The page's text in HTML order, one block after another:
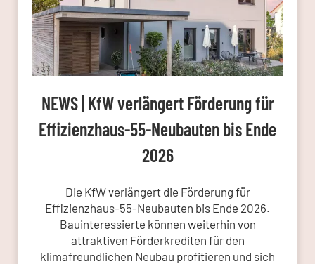
NEWS | KfW verlängert Förderung für
Effizienzhaus-55-Neubauten bis Ende
2026
Die KfW verlängert die Förderung für
Effizienzhaus-55-Neubauten bis Ende 2026.
Bauinteressierte können weiterhin von
attraktiven Förderkrediten für den
klimafreundlichen Neubau profitieren und sich